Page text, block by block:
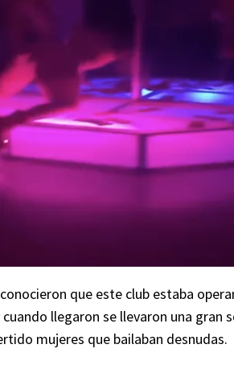
que este club estaba
cuando llegaron se llevaron una gran
mujeres que bailaban desnudas.